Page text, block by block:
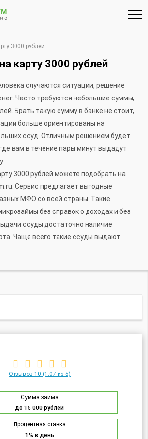
3000 рублей
карту 3000 рублей
случаются ситуации, решение
Часто требуются небольшие суммы,
Брать такую сумму в банке не стоит,
больше ориентированы на
ссуд. Отличным решением будет
вам в течение пары минут выдадут
3000 рублей можете подобрать на
Сервис предлагает выгодные
МФО со всей страны. Такие
без справок о доходах и без
ссуды достаточно наличие
Чаще всего такие ссуды выдают
Отзывов 10 (1.07 из 5)
Сумма займа
до 15 000 рублей
Процентная ставка
1% в день